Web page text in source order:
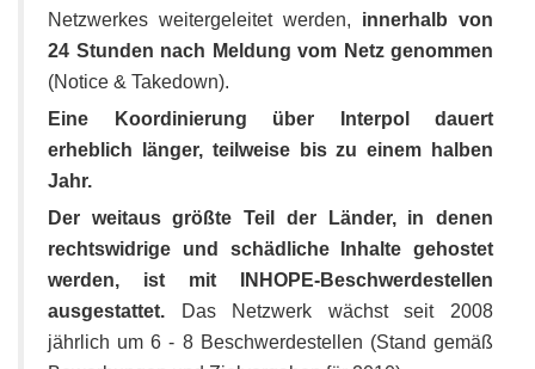
Netzwerkes weitergeleitet werden, innerhalb von
24 Stunden nach Meldung vom Netz genommen
(Notice & Takedown).
Eine Koordinierung über Interpol dauert
erheblich länger, teilweise bis zu einem halben
Jahr.
Der weitaus größte Teil der Länder, in denen
rechtswidrige und schädliche Inhalte gehostet
werden, ist mit INHOPE-Beschwerdestellen
ausgestattet. Das Netzwerk wächst seit 2008
jährlich um 6 - 8 Beschwerdestellen (Stand gemäß